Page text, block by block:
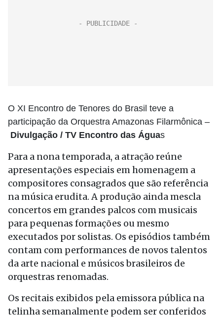
O XI Encontro de Tenores do Brasil teve a
participação da Orquestra Amazonas Filarmônica –
Divulgação / TV Encontro das Águas
Para a nona temporada, a atração reúne
apresentações especiais em homenagem a
compositores consagrados que são referência
na música erudita. A produção ainda mescla
concertos em grandes palcos com musicais
para pequenas formações ou mesmo
executados por solistas. Os episódios também
contam com performances de novos talentos
da arte nacional e músicos brasileiros de
orquestras renomadas.
Os recitais exibidos pela emissora pública na
telinha semanalmente podem ser conferidos